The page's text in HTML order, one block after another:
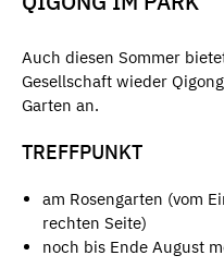
Auch diesen Sommer
Gesellschaft wieder
Garten an.
TREFFPUNKT
am Rosengarten (vom
rechten Seite)
noch bis Ende August